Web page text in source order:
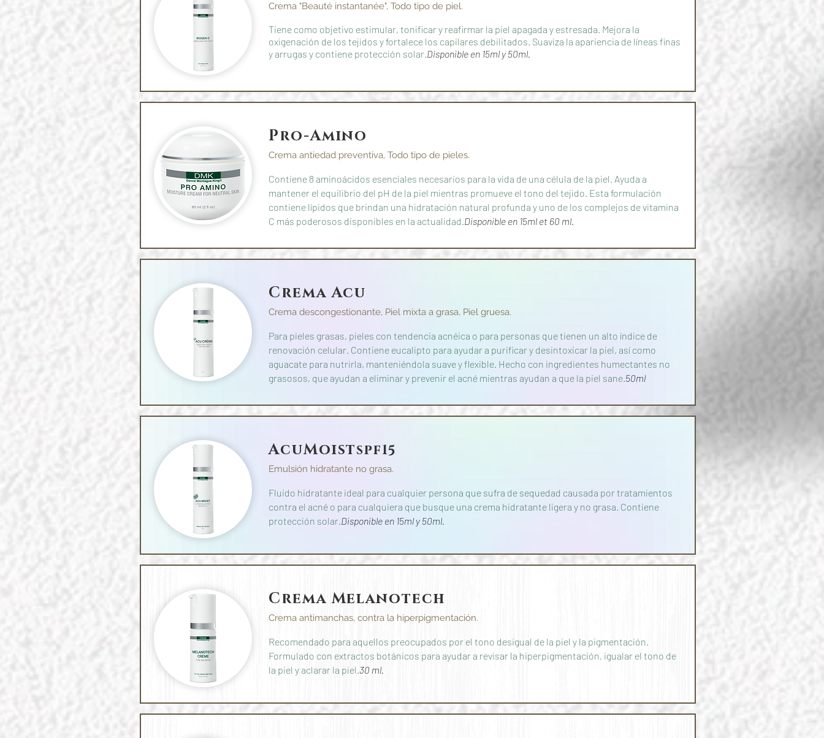
Crema "Beauté instantanée", Todo tipo de piel.
Tiene como objetivo estimular, tonificar y reafirmar la piel apagada y estresada. Mejora la
oxigenación de los tejidos y fortalece los capilares debilitados. Suaviza la apariencia de líneas finas
y arrugas y contiene protección solar.Disponible en 15ml y 50ml.
Pro-Amino
Crema antiedad preventiva, Todo tipo de pieles.
Contiene 8 aminoácidos esenciales necesarios para la vida de una célula de la piel. Ayuda a
mantener el equilibrio del pH de la piel mientras promueve el tono del tejido. Esta formulación
contiene lípidos que brindan una hidratación natural profunda y uno de los complejos de vitamina
C más poderosos disponibles en la actualidad.Disponible en 15ml et 60 ml.
Crema Acu
Crema descongestionante, Piel mixta a grasa, Piel gruesa.
Para pieles grasas, pieles con tendencia acnéica o para personas que tienen un alto índice de
renovación celular. Contiene eucalipto para ayudar a purificar y desintoxicar la piel, así como
aguacate para nutrirla, manteniéndola suave y flexible. Hecho con ingredientes humectantes no
grasosos, que ayudan a eliminar y prevenir el acné mientras ayudan a que la piel sane.50ml
AcuMoistspf15
Emulsión hidratante no grasa.
Fluido hidratante ideal para cualquier persona que sufra de sequedad causada por tratamientos
contra el acné o para cualquiera que busque una crema hidratante ligera y no grasa. Contiene
protección solar.Disponible en 15ml y 50ml.
Crema Melanotech
Crema antimanchas, contra la hiperpigmentación.
Recomendado para aquellos preocupados por el tono desigual de la piel y la pigmentación.
Formulado con extractos botánicos para ayudar a revisar la hiperpigmentación, igualar el tono de
la piel y aclarar la piel.30 ml.